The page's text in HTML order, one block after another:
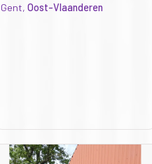
Gent, Oost-Vlaanderen